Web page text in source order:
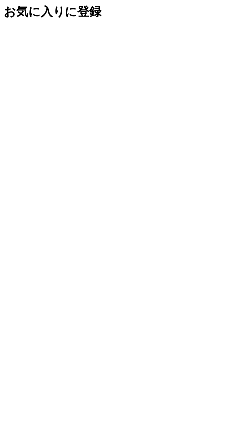
お気に入りに登録